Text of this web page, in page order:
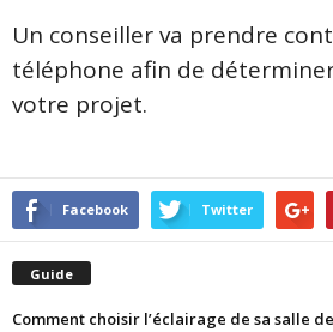
Un conseiller va prendre
téléphone afin de
votre projet.
Facebook Twitter
Guide
Comment choisir l’éclairage de sa salle